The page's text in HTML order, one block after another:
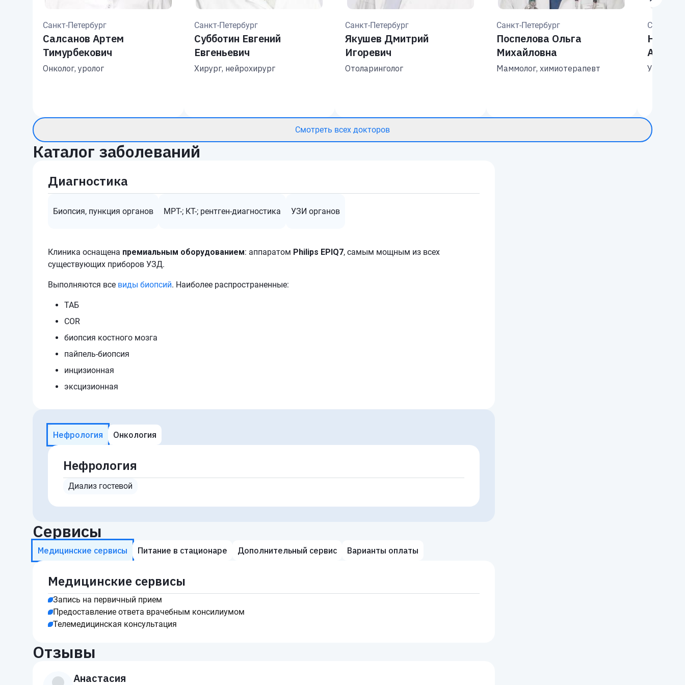
Санкт-Петербург
Салсанов Артем
Тимурбекович
Онколог, уролог
Санкт-Петербург
Субботин Евгений
Евгеньевич
Хирург, нейрохирург
Санкт-Петербург
Якушев Дмитрий
Игоревич
Отоларинголог
Санкт-Петербург
Поспелова Ольга
Михайловна
Маммолог, химиотерапевт
Санкт-
Уролог
Смотреть всех докторов
Каталог заболеваний
Диагностика
Биопсия, пункция органов МРТ-; КТ-; рентген-диагностика УЗИ органов
Клиника оснащена премиальным оборудованием: аппаратом Philips EPIQ7, самым мощным из всех
существующих приборов УЗД.
Выполняются все виды биопсий. Наиболее распространенные:
ТАБ
COR
биопсия костного мозга
пайпель-биопсия
инцизионная
эксцизионная
Нефрология Онкология
Нефрология
Диализ гостевой
Сервисы
Медицинские сервисы Питание в стационаре Дополнительный сервис Варианты оплаты
Медицинские сервисы
Запись на первичный прием
Предоставление ответа врачебным консилиумом
Телемедицинская консультация
Отзывы
Анастасия